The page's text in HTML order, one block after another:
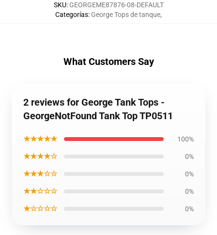
SKU: GEORGEME87876-08-DEFAULT
Categorías: George Tops de tanque,
What Customers Say
2 reviews for George Tank Tops -
GeorgeNotFound Tank Top TP0511
★★★★★ 100%
★★★★☆ 0%
★★★☆☆ 0%
★★☆☆☆ 0%
★☆☆☆☆ 0%